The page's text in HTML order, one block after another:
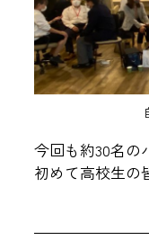
今回も約30名の
初めて高校生の